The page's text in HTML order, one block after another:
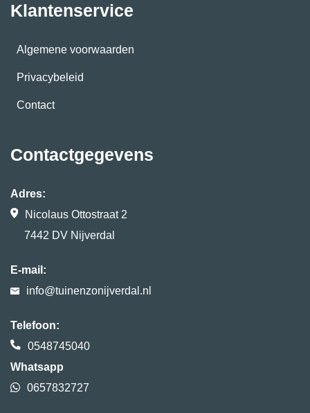
Klantenservice
Algemene voorwaarden
Privacybeleid
Contact
Contactgegevens
Adres:
Nicolaus Ottostraat 2
7442 DV Nijverdal
E-mail:
info@tuinenzonijverdal.nl
Telefoon:
0548745040
Whatsapp
0657832727